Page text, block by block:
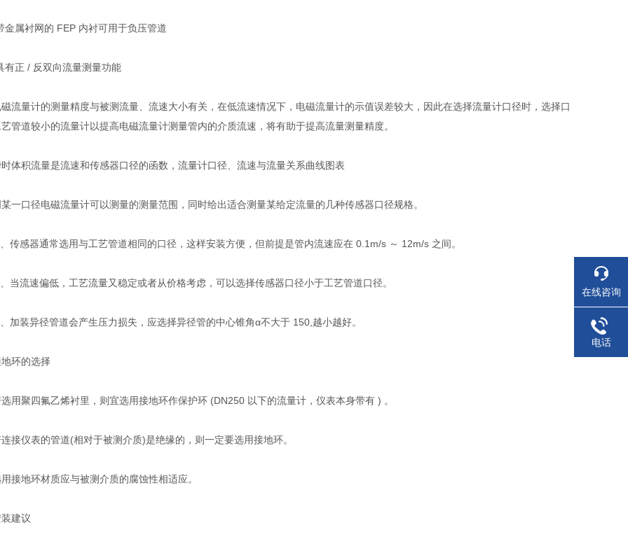
衬网的 FEP 内衬可用于负压管道
/ 反双向流量测量功能
量计的测量精度与被测流量、流速大小有关，在低流速情况下，电磁流量计的示值误差较大，因此在选择流量计口径时，选择口
管道较小的流量计以提高电磁流量计测量管内的介质流速，将有助于提高流量测量精度。
积流量是流速和传感器口径的函数，流量计口径、流速与流量关系曲线图表
口径电磁流量计可以测量的测量范围，同时给出适合测量某给定流量的几种传感器口径规格。
器通常选用与工艺管道相同的口径，这样安装方便，但前提是管内流速应在 0.1m/s ～ 12m/s 之间。
速偏低，工艺流量又稳定或者从价格考虑，可以选择传感器口径小于工艺管道口径。
异径管道会产生压力损失，应选择异径管的中心锥角α不大于 150,越小越好。
的选择
聚四氟乙烯衬里，则宜选用接地环作保护环 (DN250 以下的流量计，仪表本身带有 ) 。
仪表的管道(相对于被测介质)是绝缘的，则一定要选用接地环。
地环材质应与被测介质的腐蚀性相适应。
议
在线咨询
电话